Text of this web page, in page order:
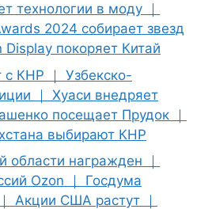
технологии в моду ｜
2024 собирает звезд
Display покоряет Китай
с КНР ｜ Узбекско-
｜ Хуаси внедряет
посещает Прудок ｜
выбирают КНР
области награжден ｜
Ozon ｜ Госдума
Акции США растут ｜